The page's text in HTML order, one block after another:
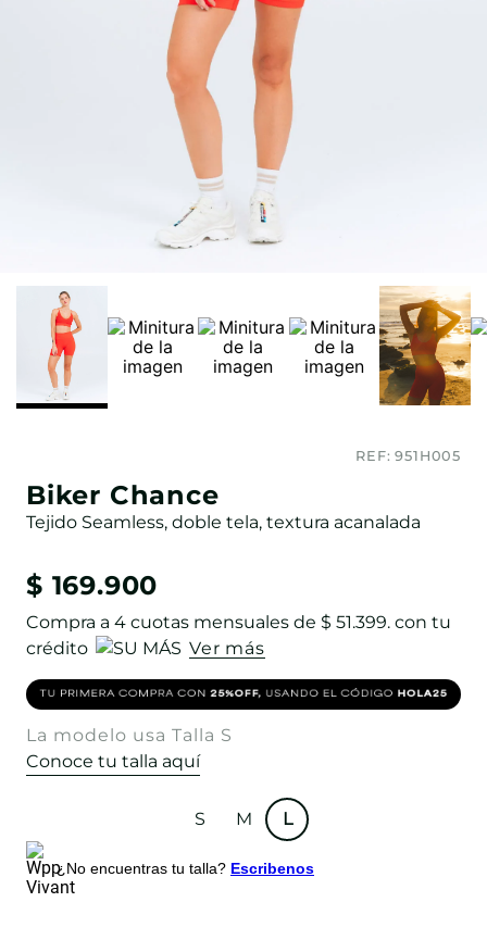
REF:951H005
Biker Chance
Tejido Seamless, doble tela, textura acanalada
$ 169.900
Compra a 4 cuotas mensuales de $ 51.399. con tu
crédito
Ver más
La modelo usa Talla S
Conoce tu talla aquí
S M L
¿No encuentras tu talla? Escribenos